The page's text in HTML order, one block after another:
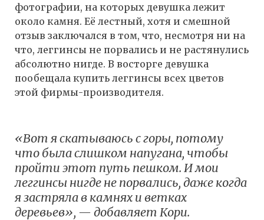
фотографии, на которых девушка лежит
около камня. Её лестный, хотя и смешной
отзыв заключался в том, что, несмотря ни на
что, леггинсы не порвались и не растянулись
абсолютно нигде. В восторге девушка
пообещала купить леггинсы всех цветов
этой фирмы-производителя.
«Вот я скатываюсь с горы, потому
что была слишком напугана, чтобы
пройти этот путь пешком. И мои
леггинсы нигде не порвались, даже когда
я застряла в камнях и ветках
деревьев», — добавляет Кори.